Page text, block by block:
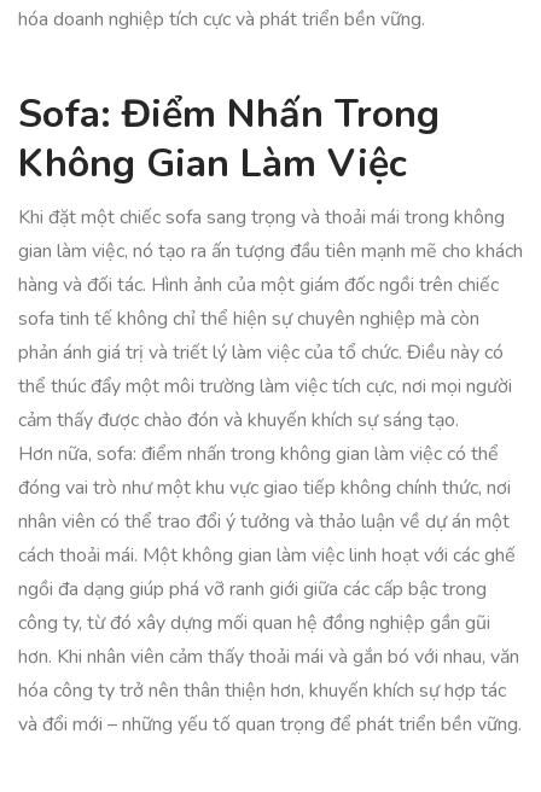
hóa doanh nghiệp tích cực và phát triển bền vững.
Sofa: Điểm Nhấn Trong
Không Gian Làm Việc
Khi đặt một chiếc sofa sang trọng và thoải mái trong không
gian làm việc, nó tạo ra ấn tượng đầu tiên mạnh mẽ cho khách
hàng và đối tác. Hình ảnh của một giám đốc ngồi trên chiếc
sofa tinh tế không chỉ thể hiện sự chuyên nghiệp mà còn
phản ánh giá trị và triết lý làm việc của tổ chức. Điều này có
thể thúc đẩy một môi trường làm việc tích cực, nơi mọi người
cảm thấy được chào đón và khuyến khích sự sáng tạo.
Hơn nữa, sofa: điểm nhấn trong không gian làm việc có thể
đóng vai trò như một khu vực giao tiếp không chính thức, nơi
nhân viên có thể trao đổi ý tưởng và thảo luận về dự án một
cách thoải mái. Một không gian làm việc linh hoạt với các ghế
ngồi đa dạng giúp phá vỡ ranh giới giữa các cấp bậc trong
công ty, từ đó xây dựng mối quan hệ đồng nghiệp gần gũi
hơn. Khi nhân viên cảm thấy thoải mái và gắn bó với nhau, văn
hóa công ty trở nên thân thiện hơn, khuyến khích sự hợp tác
và đổi mới – những yếu tố quan trọng để phát triển bền vững.